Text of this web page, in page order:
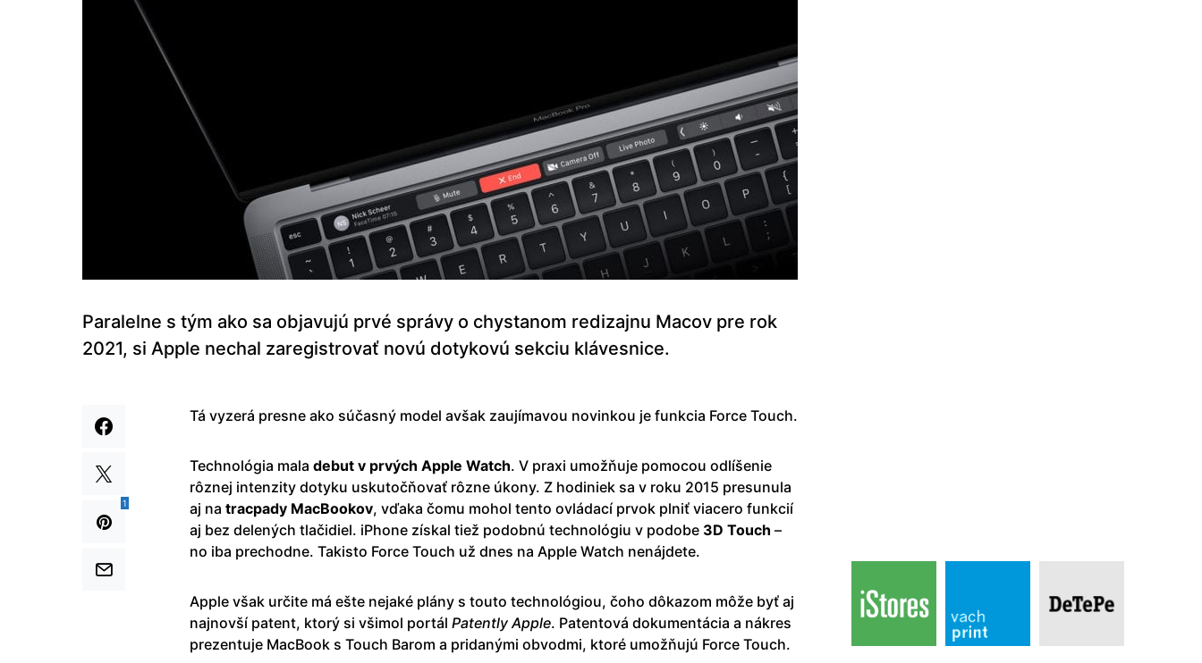
Paralelne s tým ako sa objavujú prvé správy o chystanom redizajnu Macov pre rok
2021, si Apple nechal zaregistrovať novú dotykovú sekciu klávesnice.
1
Tá vyzerá presne ako súčasný model avšak zaujímavou novinkou je funkcia Force Touch.
Technológia mala debut v prvých Apple Watch. V praxi umožňuje pomocou odlíšenie
rôznej intenzity dotyku uskutočňovať rôzne úkony. Z hodiniek sa v roku 2015 presunula
aj na tracpady MacBookov, vďaka čomu mohol tento ovládací prvok plniť viacero funkcií
aj bez delených tlačidiel. iPhone získal tiež podobnú technológiu v podobe 3D Touch –
no iba prechodne. Takisto Force Touch už dnes na Apple Watch nenájdete.
Apple však určite má ešte nejaké plány s touto technológiou, čoho dôkazom môže byť aj
najnovší patent, ktorý si všimol portál Patently Apple. Patentová dokumentácia a nákres
prezentuje MacBook s Touch Barom a pridanými obvodmi, ktoré umožňujú Force Touch.